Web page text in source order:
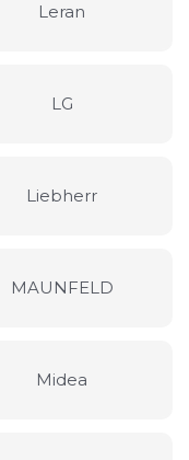
Leran
LG
Liebherr
MAUNFELD
Midea